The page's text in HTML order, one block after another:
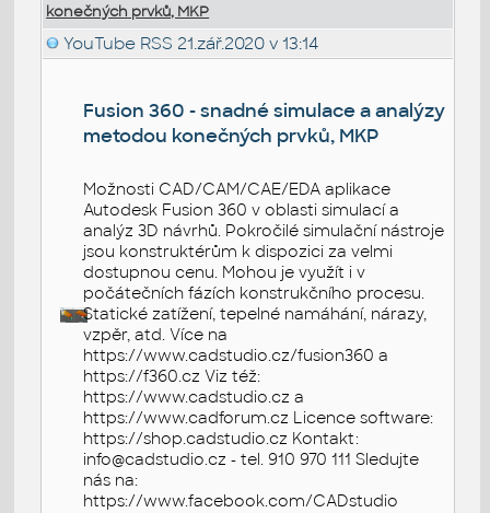
konečných prvků, MKP
YouTube RSS 21.zář.2020 v 13:14
Fusion 360 - snadné simulace a analýzy
metodou konečných prvků, MKP
Možnosti CAD/CAM/CAE/EDA aplikace
Autodesk Fusion 360 v oblasti simulací a
analýz 3D návrhů. Pokročilé simulační nástroje
jsou konstruktérům k dispozici za velmi
dostupnou cenu. Mohou je využít i v
počátečních fázích konstrukčního procesu.
Statické zatížení, tepelné namáhání, nárazy,
vzpěr, atd. Více na
https://www.cadstudio.cz/fusion360 a
https://f360.cz Viz též:
https://www.cadstudio.cz a
https://www.cadforum.cz Licence software:
https://shop.cadstudio.cz Kontakt:
info@cadstudio.cz - tel. 910 970 111 Sledujte
nás na:
https://www.facebook.com/CADstudio